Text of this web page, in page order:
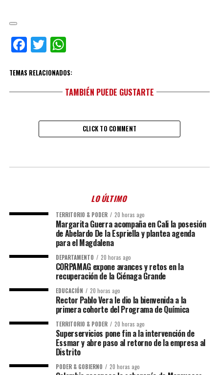
Facebook
TwitterWhatsApp
TEMAS RELACIONADOS:
TAMBIÉN PUEDE GUSTARTE
CLICK TO COMMENT
LO ÚLTIMO
TERRITORIO & PODER 20 horas ago
Margarita Guerra acompaña en Cali la posesión
de Abelardo De la Espriella y plantea agenda
para el Magdalena
DEPARTAMENTO 20 horas ago
CORPAMAG expone avances y retos en la
recuperación de la Ciénaga Grande
EDUCACIÓN 20 horas ago
Rector Pablo Vera le dio la bienvenida a la
primera cohorte del Programa de Química
TERRITORIO & PODER 20 horas ago
Superservicios pone fin a la intervención de
Essmar y abre paso al retorno de la empresa al
Distrito
PODER & GOBIERNO 20 horas ago